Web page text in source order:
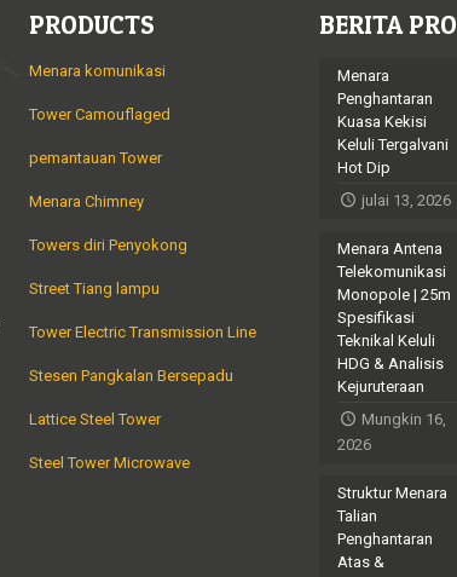
PRODUCTS
Menara komunikasi
Tower Camouflaged
pemantauan Tower
Menara Chimney
Towers diri Penyokong
Street Tiang lampu
Tower Electric Transmission Line
Stesen Pangkalan Bersepadu
Lattice Steel Tower
Steel Tower Microwave
BERITA PRO
Menara
Penghantaran
Kuasa Kekisi
Keluli Tergalvani
Hot Dip
julai 13, 2026
Menara Antena
Telekomunikasi
Monopole | 25m
Spesifikasi
Teknikal Keluli
HDG & Analisis
Kejuruteraan
Mungkin 16,
2026
Struktur Menara
Talian
Penghantaran
Atas &